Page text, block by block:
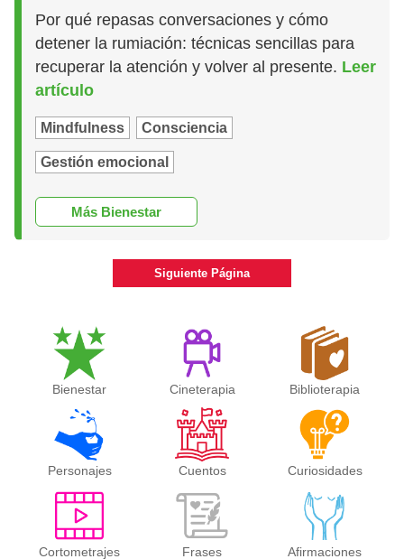
Por qué repasas conversaciones y cómo
detener la rumiación: técnicas sencillas para
recuperar la atención y volver al presente. Leer
artículo
Mindfulness Consciencia
Gestión emocional
Más Bienestar
Siguiente Página
Bienestar Cineterapia Biblioterapia
Personajes Cuentos Curiosidades
Cortometrajes Frases Afirmaciones